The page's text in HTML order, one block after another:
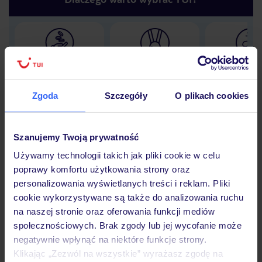
Zgoda Szczegóły O plikach cookies
Szanujemy Twoją prywatność
Używamy technologii takich jak pliki cookie w celu
poprawy komfortu użytkowania strony oraz
personalizowania wyświetlanych treści i reklam. Pliki
cookie wykorzystywane są także do analizowania ruchu
na naszej stronie oraz oferowania funkcji mediów
społecznościowych. Brak zgody lub jej wycofanie może
negatywnie wpłynąć na niektóre funkcje strony.
Klikając „Zezwól na wszystkie” wyrażasz zgodę na
Lider niskich cen 30 lat w
Hotel
Opinie
Pokoje